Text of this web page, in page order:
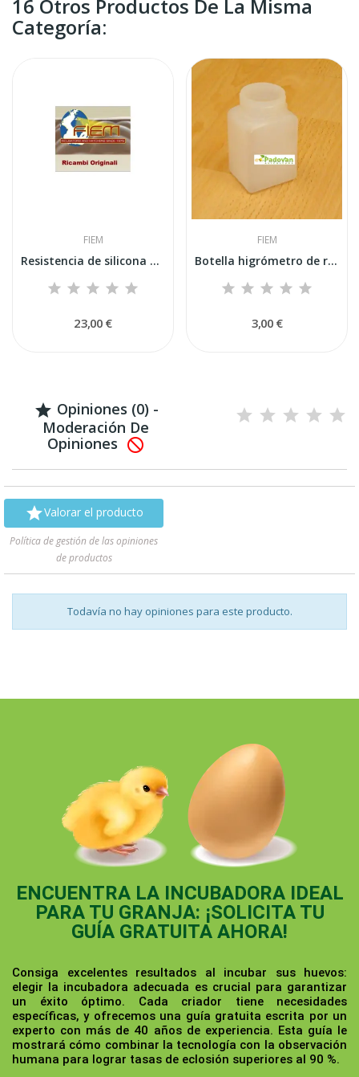
16 Otros Productos De La Misma
Categoría:
FIEM
Resistencia de silicona doble para Mg 316 en...
23,00 €
FIEM
Botella higrómetro de repuesto original Fiem
3,00 €
 Opiniones (0) -
Moderación De
Opiniones 
Valorar el producto
Política de gestión de las opiniones
de productos
Todavía no hay opiniones para este producto.
ENCUENTRA LA INCUBADORA IDEAL
PARA TU GRANJA: ¡SOLICITA TU
GUÍA GRATUITA AHORA!
Consiga excelentes resultados al incubar sus huevos:
elegir la incubadora adecuada es crucial para garantizar
un éxito óptimo. Cada criador tiene necesidades
específicas, y ofrecemos una guía gratuita escrita por un
experto con más de 40 años de experiencia. Esta guía le
mostrará cómo combinar la tecnología con la observación
humana para lograr tasas de eclosión superiores al 90 %.